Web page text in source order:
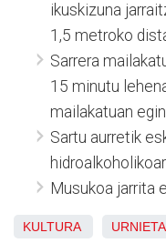
ikuskizuna
1,5 metroko
Sarrera
15 minutu
mailakatuan
Sartu aurretik
Musukoa jarrita
KULTURA URNIETA